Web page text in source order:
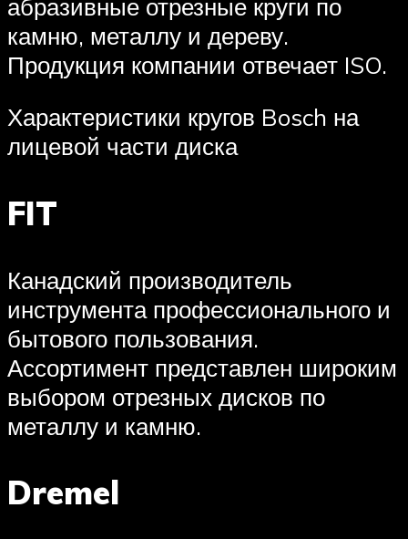
абразивные отрезные круги по
камню, металлу и дереву.
Продукция компании отвечает ISO.
Характеристики кругов Bosch на
лицевой части диска
FIT
Канадский производитель
инструмента профессионального и
бытового пользования.
Ассортимент представлен широким
выбором отрезных дисков по
металлу и камню.
Dremel